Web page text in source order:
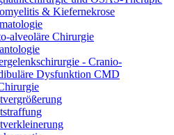
& Kiefernekrose
alveoläre Chirurgie
- Cranio-
Dysfunktion CMD